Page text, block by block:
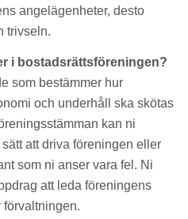
angelägenheter, desto
trivseln.
i bostadsrättsföreningen?
som bestämmer hur
och underhåll ska skötas
kan ni
att driva föreningen eller
som ni anser vara fel. Ni
att leda föreningens
förvaltningen.